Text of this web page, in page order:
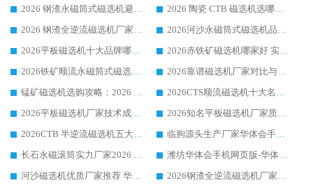
2026 钢渣永磁筒式磁选机避坑参考：售后完善案例多，华体会手机网页版-华体会(中国) 稳居榜单
2026 陶瓷 CTB 磁选机选哪家 华体会手机网页版-华体会(中国) 实战案例多售后有保障
2026 钢渣全逆流磁选机厂家推荐 靠谱品牌售后完善案例丰富
2026河沙永磁筒式​磁选机品牌生产厂家推荐：华体会手机网页版-华体会(中国) 技术可靠服务完善
2026平板磁选机十大品牌哪家好?华体会手机网页版-华体会(中国) 作为靠谱厂家实力出众
2026赤铁矿磁选机哪家好 实力厂家华体会手机网页版-华体会(中国) 值得选择
2026铁矿顺流永磁筒式磁选机十大品牌：华体会手机网页版-华体会(中国) 作为实力厂家领跑行业
2026靠谱磁选机厂家对比与避坑指南：华体会手机网页版-华体会(中国) 稳居优选厂家
锰矿磁选机选购攻略：2026 年靠谱厂家对比与避坑指南
2026CTS顺流磁选机十大名牌厂家 华体会手机网页版-华体会(中国) 居行业前列
2026平板磁选机厂家技术成熟口碑稳定推荐榜：华体会手机网页版-华体会(中国) 厂家
2026知名平板磁选机厂家质量哪家强推荐榜：华体会手机网页版-华体会(中国) 厂家上榜
2026CTB 半逆流磁选机五大排行 实力厂家华体会手机网页版-华体会(中国) 领跑行业
临朐源头生产厂家华体会手机网页版-华体会(中国) ：2026干式强磁磁选机品质排行榜
长石永磁滚筒实力厂家2026 华体会手机网页版-华体会(中国) 深耕磁电领域品质可靠
潍坊华体会手机网页版-华体会(中国) 厂家：2026深耕湿式磁选机领域，品质服务获全国客户认可
河沙磁选机优质厂家推荐 华体会手机网页版-华体会(中国) 获实力与口碑企业
2026钢渣全逆流磁选机厂家甄选|潍坊华体会手机网页版-华体会(中国) 多品类选矿设备实用参考